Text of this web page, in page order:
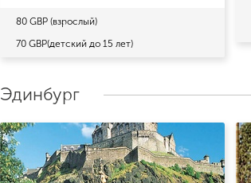
80 GBP (взрослый)
70 GBP(детский до 15 лет)
Эдинбург